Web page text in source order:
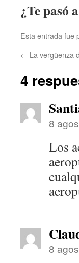
¿Te pasó
Esta entrada fue
← La vergüenza
4
8
Los
8